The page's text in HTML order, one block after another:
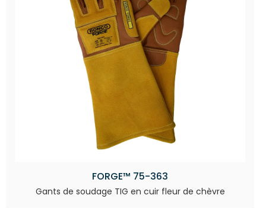
FORGE™ 75-363
Gants de soudage TIG en cuir fleur de chèvre